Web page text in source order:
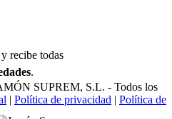
recibe todas
.
SUPREM, S.L. - Todos los
| Política de privacidad | Política de